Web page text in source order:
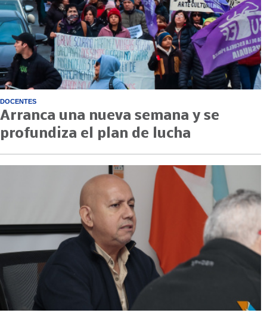
DOCENTES
Arranca una nueva semana y se
profundiza el plan de lucha